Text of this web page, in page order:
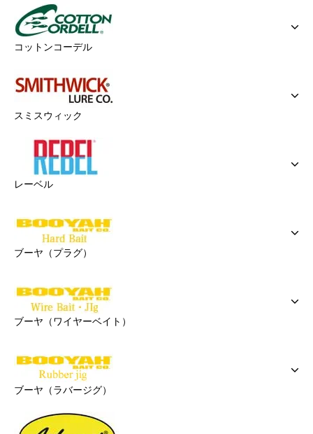
コットンコーデル
スミスウィック
レーベル
ブーヤ（プラグ）
ブーヤ（ワイヤーベイト）
ブーヤ（ラバージグ）